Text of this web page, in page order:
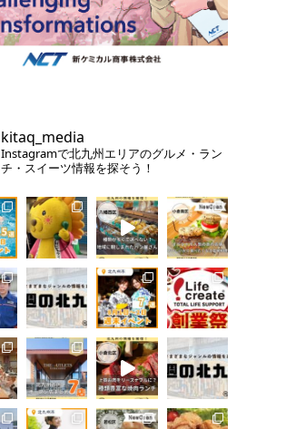
kitaq_media
Instagramで北九州エリアのグルメ・ラン
チ・スイーツ情報を探そう！